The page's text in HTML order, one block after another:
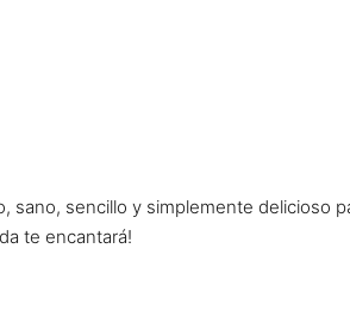
sano, sencillo y simplemente delicioso
te encantará!